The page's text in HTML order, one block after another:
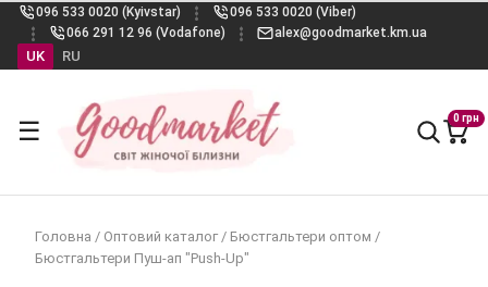
096 533 0020 (Kyivstar)
096 533 0020 (Viber)
066 291 12 96 (Vodafone)
alex@goodmarket.km.ua
UK RU
☰ 0 грн
Головна / Оптовий каталог / Бюстгальтери оптом /
Бюстгальтери Пуш-ап "Push-Up"